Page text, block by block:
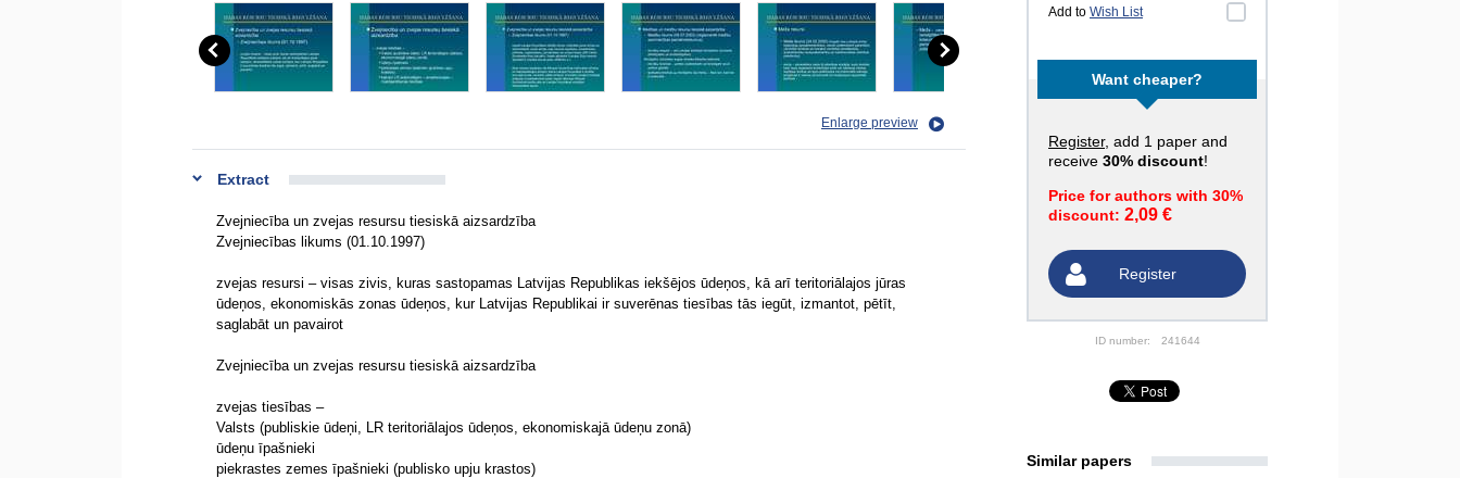
Add to Wish List
Want cheaper?
Register, add 1 paper and
receive 30% discount!
Price for authors with 30%
discount: 2,09 €
Register
ID number: 241644
Enlarge preview
Extract
Zvejniecība un zvejas resursu tiesiskā aizsardzība
Zvejniecības likums (01.10.1997)
zvejas resursi – visas zivis, kuras sastopamas Latvijas Republikas iekšējos ūdeņos, kā arī teritoriālajos jūras
ūdeņos, ekonomiskās zonas ūdeņos, kur Latvijas Republikai ir suverēnas tiesības tās iegūt, izmantot, pētīt,
saglabāt un pavairot
Zvejniecība un zvejas resursu tiesiskā aizsardzība
zvejas tiesības –
Valsts (publiskie ūdeņi, LR teritoriālajos ūdeņos, ekonomiskajā ūdeņu zonā)
ūdeņu īpašnieki
piekrastes zemes īpašnieki (publisko upju krastos)
Similar papers